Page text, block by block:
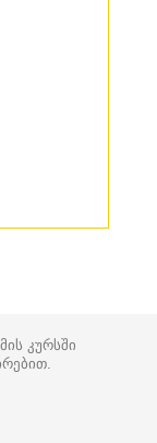
კურსში